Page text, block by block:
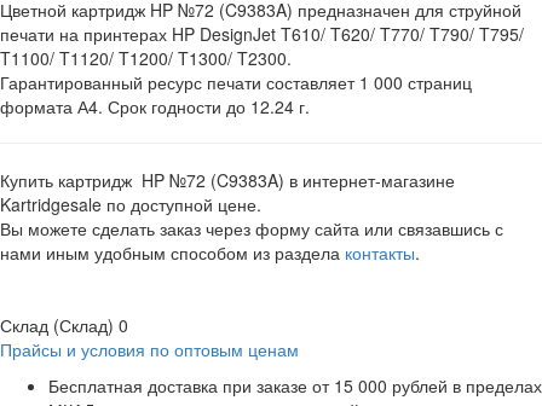
Цветной картридж HP №72 (C9383A) предназначен для струйной
печати на принтерах HP DesignJet T610/ T620/ T770/ T790/ T795/
T1100/ T1120/ T1200/ T1300/ T2300.
Гарантированный ресурс печати составляет 1 000 страниц
формата А4. Срок годности до 12.24 г.
Купить картридж HP №72 (C9383A) в интернет-магазине
Kartridgesale по доступной цене.
Вы можете сделать заказ через форму сайта или связавшись с
нами иным удобным способом из раздела контакты.
Склад (Склад) 0
Прайсы и условия по оптовым ценам
Бесплатная доставка при заказе от 15 000 рублей в пределах